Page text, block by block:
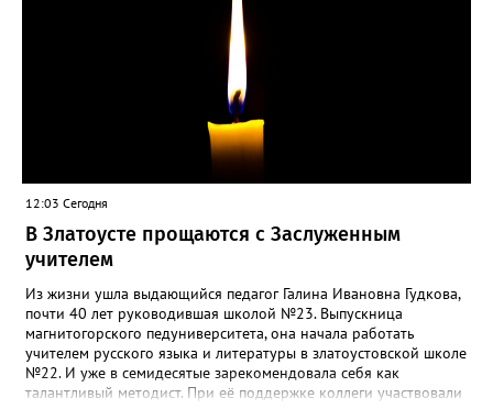
12:03 Сегодня
В Златоусте прощаются с Заслуженным
учителем
Из жизни ушла выдающийся педагог Галина Ивановна Гудкова,
почти 40 лет руководившая школой №23. Выпускница
магнитогорского педуниверситета, она начала работать
учителем русского языка и литературы в златоустовской школе
№22. И уже в семидесятые зарекомендовала себя как
талантливый методист. При её поддержке коллеги участвовали